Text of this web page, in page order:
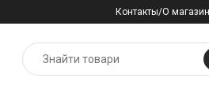
Контакты/О